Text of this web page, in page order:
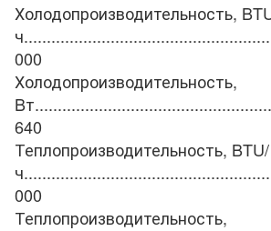
Холодопроизводительность,
000
Холодопроизводительность,
Bт
640
Теплопроизводительность, BTU/
ч
000
Теплопроизводительность,